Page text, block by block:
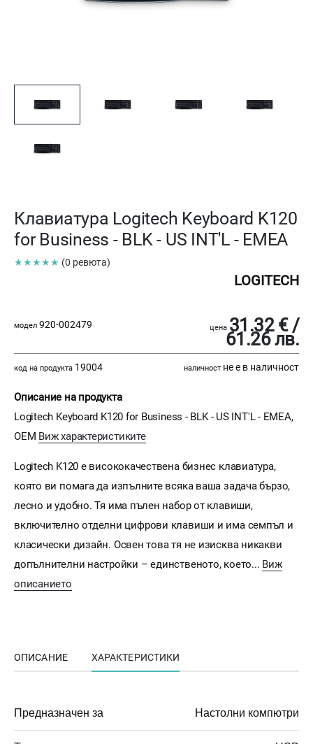
Клавиатура Logitech Keyboard K120
for Business - BLK - US INT'L - EMEA
★★★★★ (0 ревюта)
LOGITECH
модел 920-002479 цена 31.32 € /
61.26 лв.
код на продукта 19004 наличност не е в наличност
Описание на продукта
Logitech Keyboard K120 for Business - BLK - US INT'L - EMEA,
OEM Виж характеристиките
Logitech K120 е висококачествена бизнес клавиатура,
която ви помага да изпълните всяка ваша задача бързо,
лесно и удобно. Тя има пълен набор от клавиши,
включително отделни цифрови клавиши и има семпъл и
класически дизайн. Освен това тя не изисква никакви
допълнителни настройки – единственото, което... Виж
описанието
ОПИСАНИЕ ХАРАКТЕРИСТИКИ
Предназначен за Настолни компютри